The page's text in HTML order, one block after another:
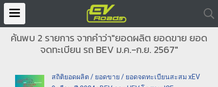
ค้นพบ 2 รายการ จากคำว่า"ยอดผลิต ยอดขาย ยอด
จดทะเบียน รถ BEV ม.ค.-ก.ย. 2567"
สถิติยอดผลิต / ยอดขาย / ยอดจดทะเบียนสะสม xEV